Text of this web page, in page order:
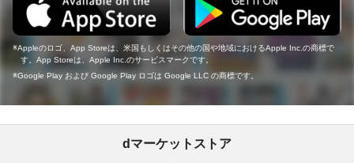
Appleのロゴ、App Storeは、米国もしくはその他の国や地域におけるApple Inc.の商標で
す。App Storeは、Apple Inc.のサービスマークです。
Google Play および Google Play ロゴは Google LLC の商標です。
dマーケットストア